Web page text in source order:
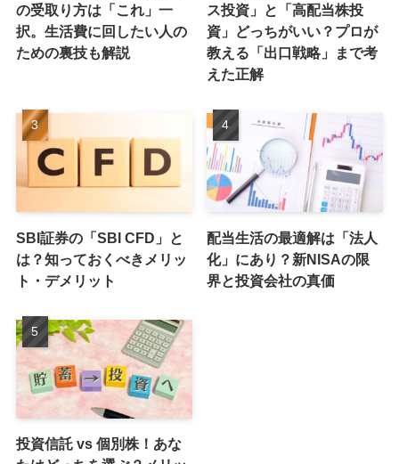
の受取り方は「これ」一
択。生活費に回したい人の
ための裏技も解説
ス投資」と「高配当株投
資」どっちがいい？プロが
教える「出口戦略」まで考
えた正解
SBI証券の「SBI CFD」と
は？知っておくべきメリッ
ト・デメリット
配当生活の最適解は「法人
化」にあり？新NISAの限
界と投資会社の真価
投資信託 vs 個別株！あな